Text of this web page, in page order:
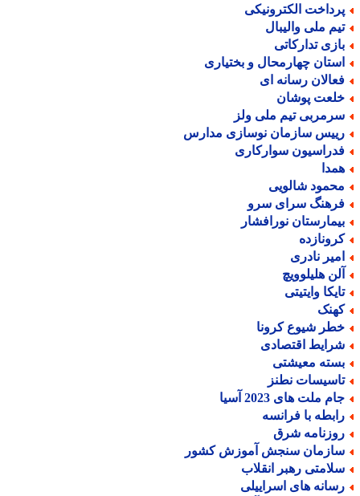
الکترونیکی
ملی والیبال
تدارکاتی
چهارمحال و بختیاری
رسانه ای
پوشان
تیم ملی ولز
سازمان نوسازی مدارس
سوارکاری
شالویی
سرای سرو
نورافشار
نادری
هلیلوویچ
وایتیتی
شیوع کرونا
اقتصادی
معیشتی
نطنز
ملت های 2023 آسیا
با فرانسه
شرق
سنجش آموزش کشور
رهبر انقلاب
های اسراییلی